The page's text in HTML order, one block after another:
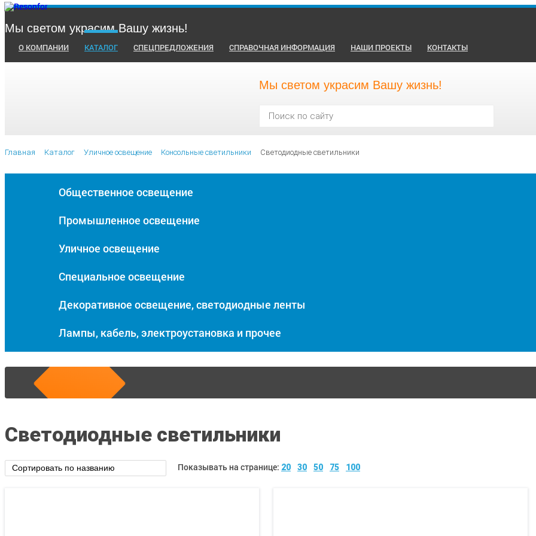
Мы светом украсим Вашу жизнь!
О КОМПАНИИ КАТАЛОГ СПЕЦПРЕДЛОЖЕНИЯ СПРАВОЧНАЯ ИНФОРМАЦИЯ НАШИ ПРОЕКТЫ КОНТАКТЫ
Мы светом украсим Вашу жизнь!
Главная Каталог Уличное освещение Консольные светильники Cветодиодные светильники
Общественное освещение
Промышленное освещение
Уличное освещение
Специальное освещение
Декоративное освещение, светодиодные ленты
Лампы, кабель, электроустановка и прочее
Cветодиодные светильники
Показывать на странице: 20 30 50 75 100